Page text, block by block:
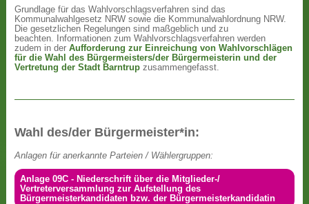
Grundlage für das Wahlvorschlagsverfahren sind das
Kommunalwahlgesetz NRW sowie die Kommunalwahlordnung NRW.
Die gesetzlichen Regelungen sind maßgeblich und zu
beachten. Informationen zum Wahlvorschlagsverfahren werden
zudem in derAufforderung zur Einreichung von Wahlvorschlägen
für die Wahl des Bürgermeisters/der Bürgermeisterin und der
Vertretung der Stadt Barntrup zusammengefasst.
Wahl des/der Bürgermeister*in:
Anlagen für anerkannte Parteien / Wählergruppen:
Anlage 09C - Niederschrift über die Mitglieder-/
Vertreterversammlung zur Aufstellung des
Bürgermeisterkandidaten bzw. der Bürgermeisterkandidatin